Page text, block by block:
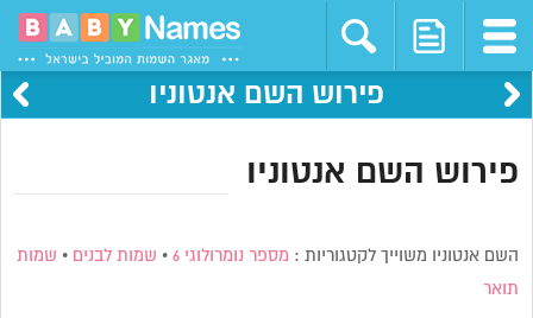
פירוש השם אנטוניו
פירוש השם אנטוניו
השם אנטוניו משוייך לקטגוריות : מספר נומרולוגי 6 • שמות לבנים • שמות
תואר